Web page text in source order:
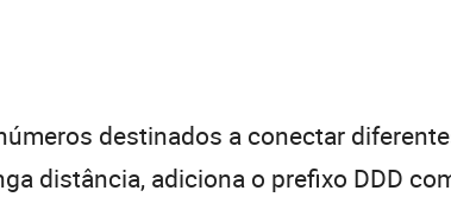
destinados a conectar
distância, adiciona o prefixo DDD